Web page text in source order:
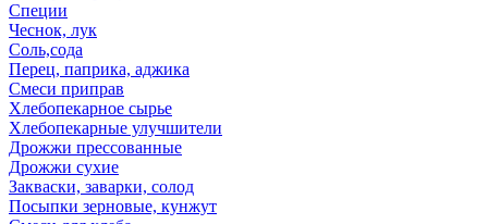
Специи
Чеснок, лук
Соль,сода
Перец, паприка, аджика
Смеси приправ
Хлебопекарное сырье
Хлебопекарные улучшители
Дрожжи прессованные
Дрожжи сухие
Закваски, заварки, солод
Посыпки зерновые, кунжут